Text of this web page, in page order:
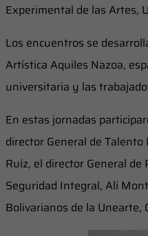
Experimental de las Artes,
Los encuentros se
Artística Aquiles Nazoa,
universitaria y las
En estas jornadas
director General de
Ruíz, el director General de
Seguridad Integral, Alí
Bolivarianos de la Unearte,